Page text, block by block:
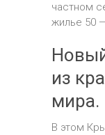
частном
жилье 50
из
мира.
В этом